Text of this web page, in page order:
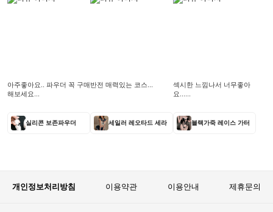
아주좋아요.. 파우더 꼭 구매
해보세요...
실리콘 보존파우더
반전 매력있는 코스...
세일러 레오타드 세라
섹시한 느낌나서 너무좋아
요......
블랙가죽 레이스 가터
개인정보처리방침 이용약관 이용안내 제휴문의